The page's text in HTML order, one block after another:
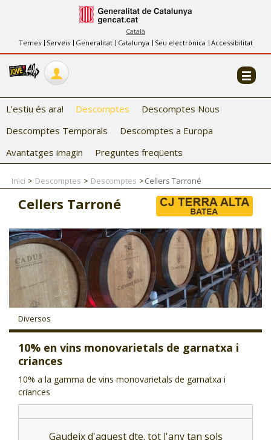
Català
Temes
Serveis Generalitat Catalunya Seu electrònica Accessibilitat
INFORMACIÓ
FES-TE EL CJ
COL·LABORADORS
CJ ADOLESCENTS
CJ EMANCIPACIÓ
CJ SALUT
CJ INTERNACIONAL
CJ LOCAL
T'INTERESSA #SOMJOVES
L’estiu és ara! Descomptes
Descomptes Nous
Descomptes Temporals
Descomptes a Europa
Avantatges imagin
Preguntes freqüents
Inici Descomptes Descomptes Cellers Tarroné
Cellers Tarroné
Diversos
10% en vins monovarietals de garnatxa i
criances
10% a la gamma de vins monovarietals de garnatxa i
criances
Gaudeix d'aquest dte. tot l'any tan sols